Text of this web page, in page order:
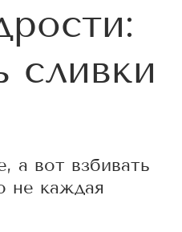
сливки
а вот взбивать
не каждая